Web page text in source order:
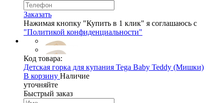
Заказать
Нажимая кнопку "Купить в 1 клик" я соглашаюсь с
"Политикой конфиденциальности"
Код товара:
Детская горка для купания Tega Baby Teddy (Мишки)
В корзину Наличие
уточняйте
Быстрый заказ